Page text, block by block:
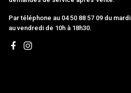
Par téléphone au 04 50 88 57 09 du mardi
au vendredi de 10h à 18h30.